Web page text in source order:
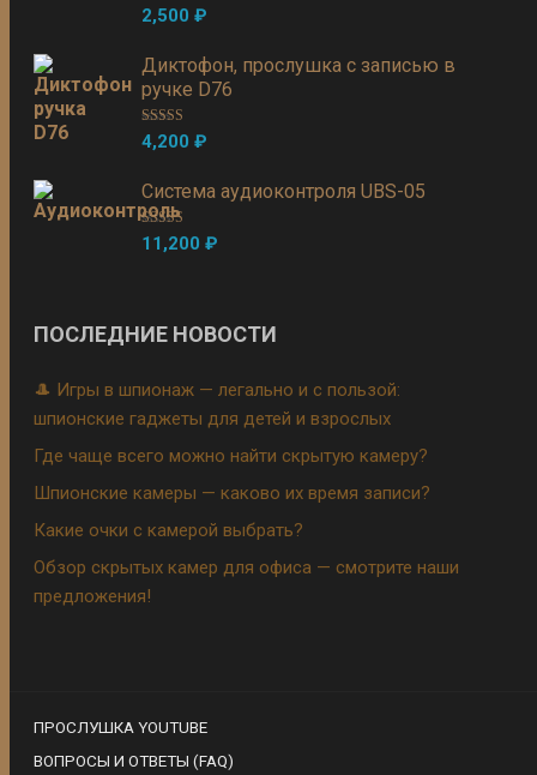
Оценка 5.00
из 5
2,500₽
Диктофон, прослушка с записью в
ручке D76
Оценка 5.00
из 5
4,200₽
Система аудиоконтроля UBS-05
Оценка5.00
из 5
11,200₽
ПОСЛЕДНИЕ НОВОСТИ
🎩 Игры в шпионаж — легально и с пользой:
шпионские гаджеты для детей и взрослых
Где чаще всего можно найти скрытую камеру?
Шпионские камеры — каково их время записи?
Какие очки с камерой выбрать?
Обзор скрытых камер для офиса — смотрите наши
предложения!
ПРОСЛУШКА YOUTUBE
ВОПРОСЫ И ОТВЕТЫ (FAQ)